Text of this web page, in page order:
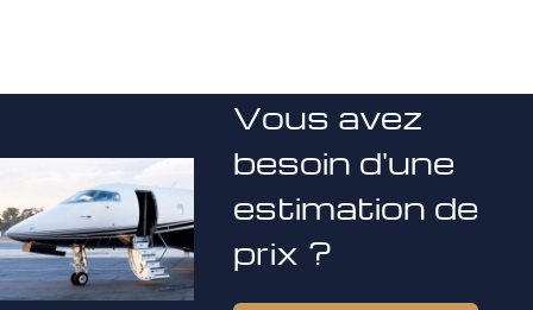
Vous avez
besoin d'une
estimation de
prix ?